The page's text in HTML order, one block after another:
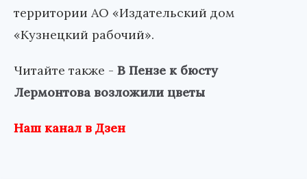
территории АО «Издательский дом
«Кузнецкий рабочий».
Читайте также - В Пензе к бюсту
Лермонтова возложили цветы
Наш канал в Дзен